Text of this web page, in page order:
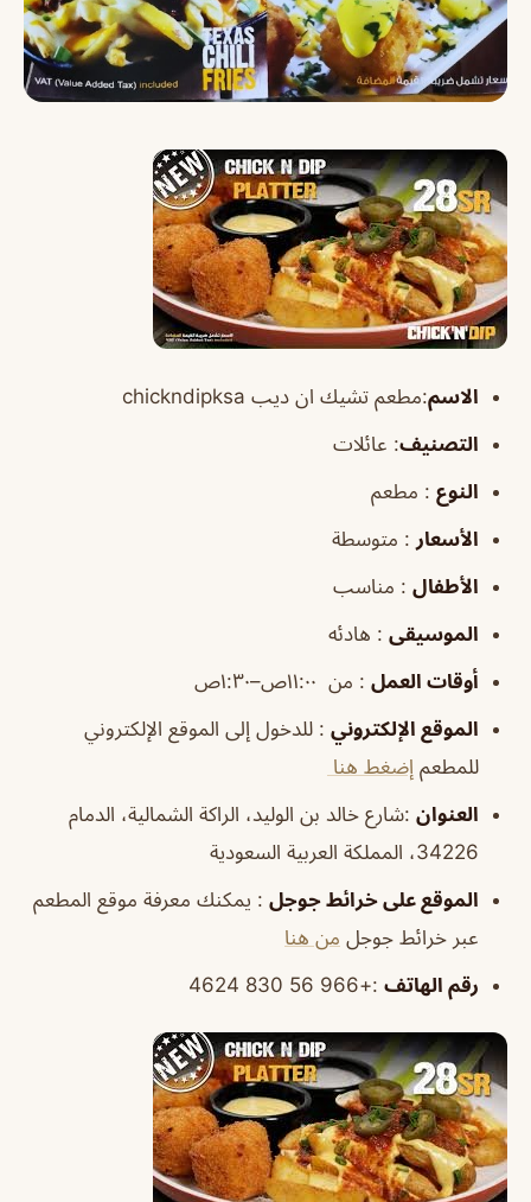
الاسم:مطعم تشيك ان ديب chickndipksa
التصنيف: عائلات
النوع : مطعم
الأسعار : متوسطة
الأطفال : مناسب
الموسيقى : هادئه
أوقات العمل : من ١١:٠٠ص–١:٣٠ص
الموقع الإلكتروني : للدخول إلى الموقع الإلكتروني
للمطعم إضغط هنا
العنوان :شارع خالد بن الوليد، الراكة الشمالية، الدمام
34226، المملكة العربية السعودية
الموقع على خرائط جوجل : يمكنك معرفة موقع المطعم
عبر خرائط جوجل من هنا
رقم الهاتف :+966 56 830 4624